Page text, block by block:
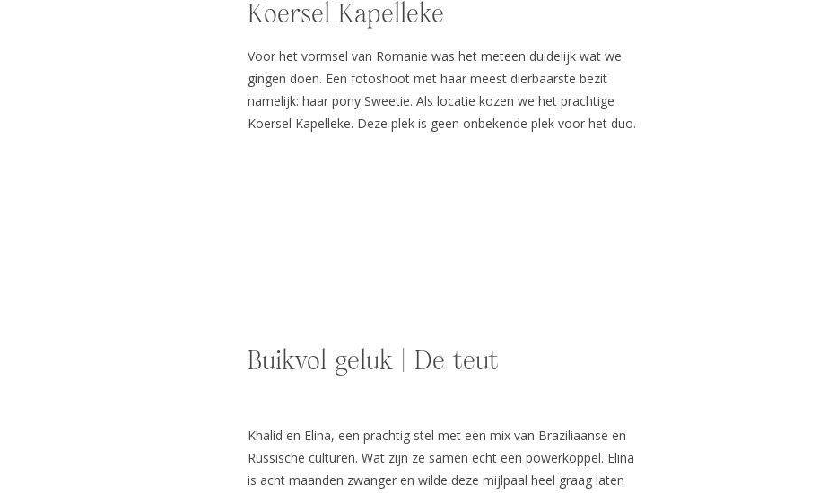
Koersel Kapelleke
Voor het vormsel van Romanie was het meteen duidelijk wat we
gingen doen. Een fotoshoot met haar meest dierbaarste bezit
namelijk: haar pony Sweetie. Als locatie kozen we het prachtige
Koersel Kapelleke. Deze plek is geen onbekende plek voor het duo.
Buikvol geluk | De teut
Khalid en Elina, een prachtig stel met een mix van Braziliaanse en
Russische culturen. Wat zijn ze samen echt een powerkoppel. Elina
is acht maanden zwanger en wilde deze mijlpaal heel graag laten